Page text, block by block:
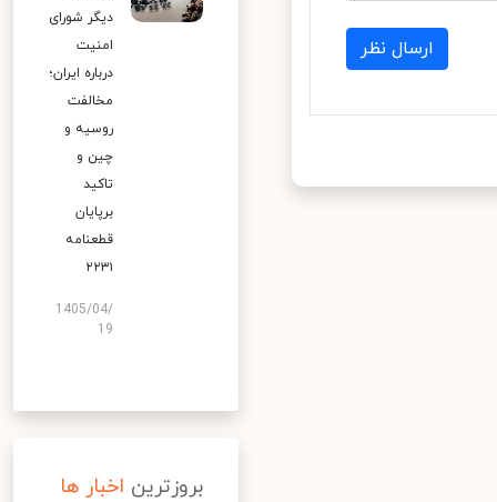
ارسال نظر
دیگر شورای
امنیت
درباره ایران؛
مخالفت
روسیه و
چین و
تاکید
برپایان
قطعنامه
۲۲۳۱
1405/04/
19
بروزترین اخبار ها